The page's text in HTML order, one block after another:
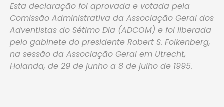
Esta declaração foi aprovada e votada pela
Comissão Administrativa da Associação Geral dos
Adventistas do Sétimo Dia (ADCOM) e foi liberada
pelo gabinete do presidente Robert S. Folkenberg,
na sessão da Associação Geral em Utrecht,
Holanda, de 29 de junho a 8 de julho de 1995.